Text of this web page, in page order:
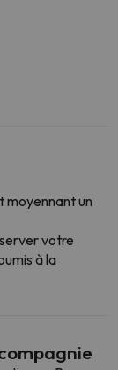
moyennant un
votre
à la